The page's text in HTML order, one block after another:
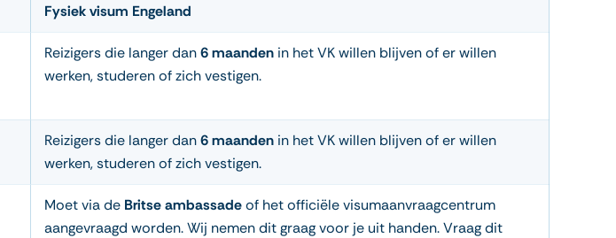
Fysiek visum Engeland
Reizigers die langer dan6 maanden in het VK willen blijven of er willen
werken, studeren of zich vestigen.
Reizigers die langer dan6 maanden in het VK willen blijven of er willen
werken, studeren of zich vestigen.
Moet via de Britse ambassadeof het officiële visumaanvraagcentrum
aangevraagd worden. Wij nemen dit graag voor je uit handen. Vraag dit